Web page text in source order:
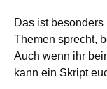
Das ist
Themen sprecht,
Auch wenn ihr
kann ein Skript